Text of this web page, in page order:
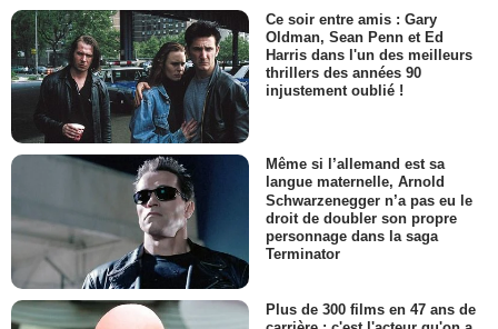
Ce soir entre amis : Gary
Oldman, Sean Penn et Ed
Harris dans l'un des meilleurs
thrillers des années 90
injustement oublié !
Même si l’allemand est sa
langue maternelle, Arnold
Schwarzenegger n’a pas eu le
droit de doubler son propre
personnage dans la saga
Terminator
Plus de 300 films en 47 ans de